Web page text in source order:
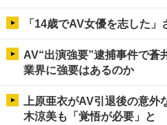
「14歳でAV女優を志した
AV“出演強要”逮捕事件で蒼
業界に強要はあるのか
上原亜衣がAV引退後の意
木涼美も「覚悟が必要」と